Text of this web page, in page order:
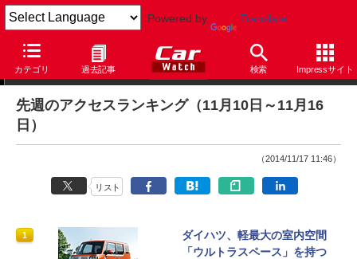
Powered by Translate
カテゴリ 過去記事 検索 Impressサイト
アクセスランキング
先週のアクセスランキング（11月10日～11月16
日）
（2014/11/17 11:46）
リスト
1
ダイハツ、軽最大の室内空間
「ウルトラスペース」を持つ